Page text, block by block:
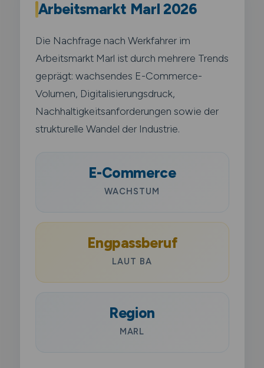
Arbeitsmarkt Marl 2026
Die Nachfrage nach Werkfahrer im
Arbeitsmarkt Marl ist durch mehrere Trends
geprägt: wachsendes E-Commerce-
Volumen, Digitalisierungsdruck,
Nachhaltigkeitsanforderungen sowie der
strukturelle Wandel der Industrie.
E-Commerce
WACHSTUM
Engpassberuf
LAUT BA
Region
MARL